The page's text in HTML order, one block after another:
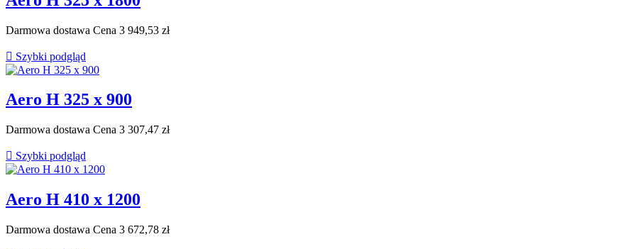
Darmowa dostawa Cena 3 949,53 zł
 Szybki podgląd
Aero H 325 x 900
Darmowa dostawa Cena 3 307,47 zł
 Szybki podgląd
Aero H 410 x 1200
Darmowa dostawa Cena 3 672,78 zł